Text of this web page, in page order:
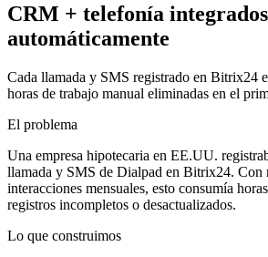
CRM + telefonía integrados
automáticamente
Cada llamada y SMS registrado en Bitrix24
horas de trabajo manual eliminadas en el
El problema
Una empresa hipotecaria en EE.UU.
llamada y SMS de Dialpad en Bitrix24. Con
interacciones mensuales, esto consumía
registros incompletos o desactualizados.
Lo que construimos